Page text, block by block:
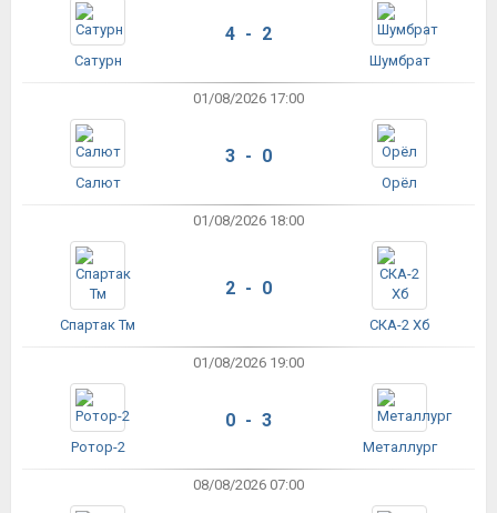
Сатурн
4 - 2
Шумбрат
01/08/2026 17:00
Салют
3 - 0
Орёл
01/08/2026 18:00
Спартак Тм
2 - 0
СКА-2 Хб
01/08/2026 19:00
Ротор-2
0 - 3
Металлург
08/08/2026 07:00